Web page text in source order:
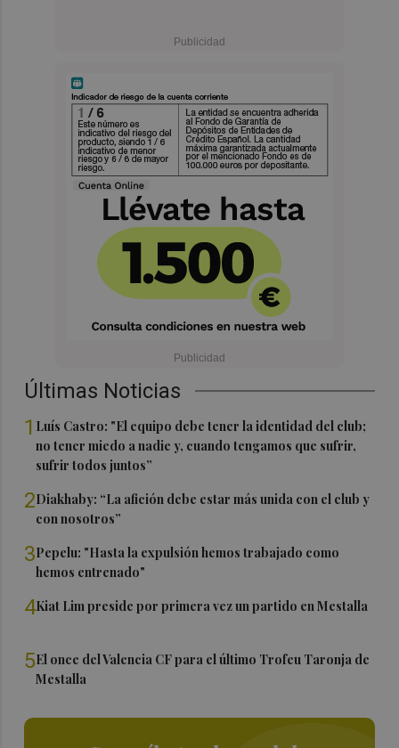
Últimas Noticias
1 Luís Castro: "El equipo debe tener la identidad del club;
no tener miedo a nadie y, cuando tengamos que sufrir,
sufrir todos juntos”
2Diakhaby: “La afición debe estar más unida con el club y
con nosotros”
3Pepelu: "Hasta la expulsión hemos trabajado como
hemos entrenado"
4Kiat Lim preside por primera vez un partido en Mestalla
5El once del Valencia CF para el último Trofeu Taronja de
Mestalla